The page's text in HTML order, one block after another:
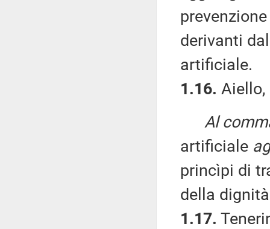
derivanti
artificiale.
1.16. Aiello,
Al
artificiale
princìpi di
della
1.17.